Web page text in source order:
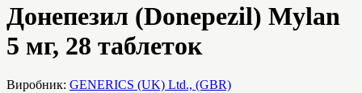
Донепезил (Donepezil) Mylan
5 мг, 28 таблеток
Виробник: GENERICS (UK) Ltd., (GBR)